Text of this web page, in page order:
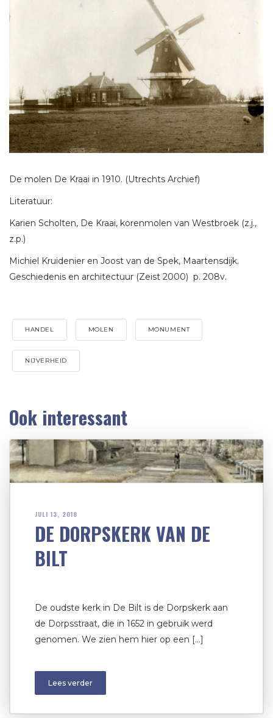
De molen De Kraai in 1910. (Utrechts Archief)
Literatuur:
Karien Scholten, De Kraai, korenmolen van Westbroek (z.j.,
z.p.)
Michiel Kruidenier en Joost van de Spek, Maartensdijk.
Geschiedenis en architectuur (Zeist 2000) p. 208v.
HANDEL MOLEN MONUMENT
NIJVERHEID
Ook interessant
JULI 13, 2018
DE DORPSKERK VAN DE
BILT
De oudste kerk in De Bilt is de Dorpskerk aan
de Dorpsstraat, die in 1652 in gebruik werd
genomen. We zien hem hier op een […]
Lees verder